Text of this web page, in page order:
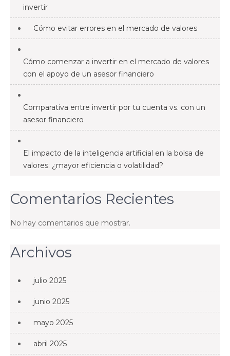
invertir
Cómo evitar errores en el mercado de valores
Cómo comenzar a invertir en el mercado de valores
con el apoyo de un asesor financiero
Comparativa entre invertir por tu cuenta vs. con un
asesor financiero
El impacto de la inteligencia artificial en la bolsa de
valores: ¿mayor eficiencia o volatilidad?
Comentarios Recientes
No hay comentarios que mostrar.
Archivos
julio 2025
junio 2025
mayo 2025
abril 2025